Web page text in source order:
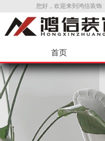
您好，欢迎来到鸿信装饰
首页
公司新闻